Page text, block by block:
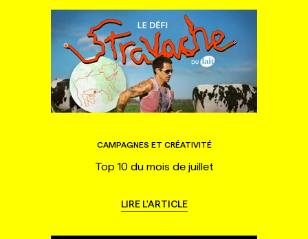
CAMPAGNES ET CRÉATIVITÉ
Top 10 du mois de juillet
LIRE L'ARTICLE